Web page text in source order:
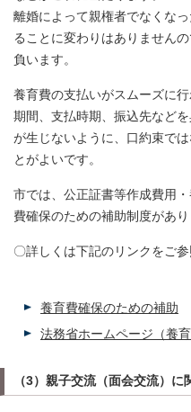
離婚によって親権者でなくな
ることに変わりはありません
負います。
養育費の支払いがスムーズに
期間、支払時期、振込先など
が生じないように、口約束で
とがよいです。
市では、公正証書等作成費用
費確保のための補助制度があり
〇詳しくは下記のリンクをご参
養育費確保のための補助
法務省ホームページ（養育
（3）親子交流（面会交流）に